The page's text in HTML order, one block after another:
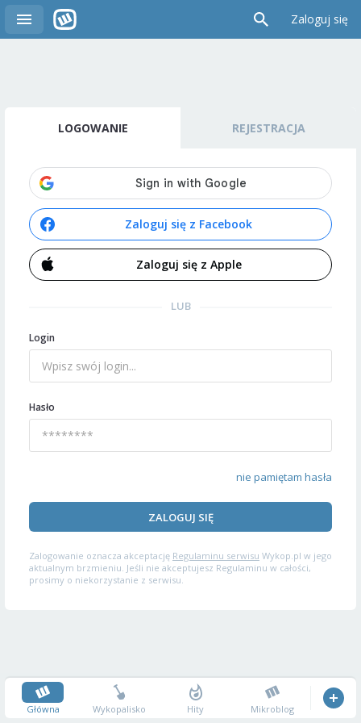
Zaloguj się
LOGOWANIE REJESTRACJA
Zaloguj się z Facebook
Zaloguj się z Apple
LUB
Login
Hasło
nie pamiętam hasła
ZALOGUJ SIĘ
Zalogowanie oznacza akceptację Regulaminu serwisu Wykop.pl w jego
aktualnym brzmieniu. Jeśli nie akceptujesz Regulaminu w całości,
prosimy o niekorzystanie z serwisu.
Główna Wykopalisko Hity Mikroblog